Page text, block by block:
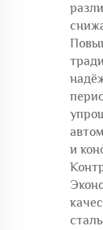
и